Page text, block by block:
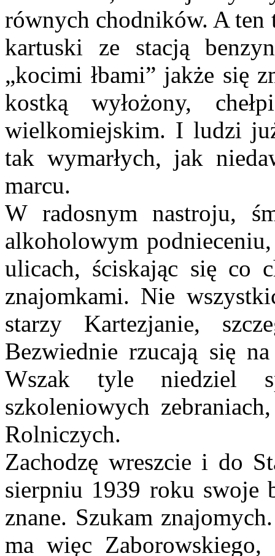
równych chodników. A ten
kartuski ze stacją
„kocimi łbami” jakże się
kostką wyłożony,
wielkomiejskim. I ludzi
tak wymarłych, jak
marcu.
W radosnym nastroju,
alkoholowym
ulicach, ściskając się co
znajomkami. Nie
starzy Kartezjanie,
Bezwiednie rzucają się
Wszak tyle niedziel
szkoleniowych
Rolniczych.
Zachodzę wreszcie i do
sierpniu 1939 roku
znane. Szukam
ma więc